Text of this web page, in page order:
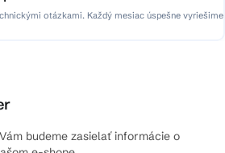
otázkami. Každý mesiac úspešne vyriešime
budeme zasielať informácie o